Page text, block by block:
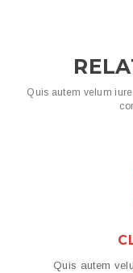
Quis autem velum
Quis autem